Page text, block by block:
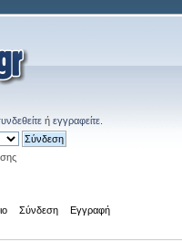
ή εγγραφείτε
Σύνδεση Εγγραφή